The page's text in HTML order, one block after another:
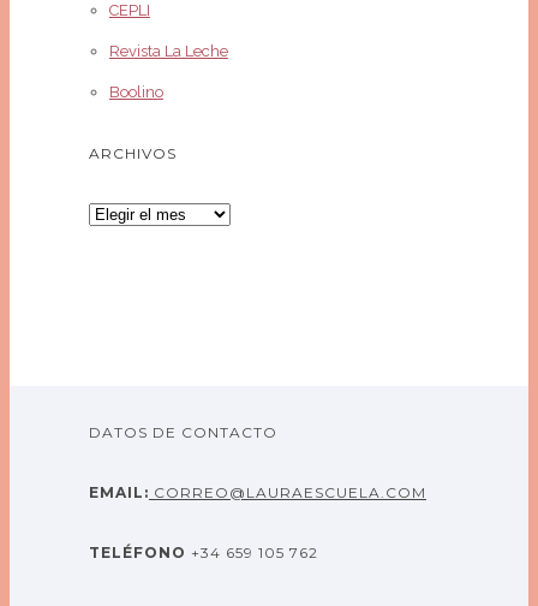
CEPLI
Revista La Leche
Boolino
ARCHIVOS
Archivos
DATOS DE CONTACTO
EMAIL: CORREO@LAURAESCUELA.COM
TELÉFONO +34 659 105 762